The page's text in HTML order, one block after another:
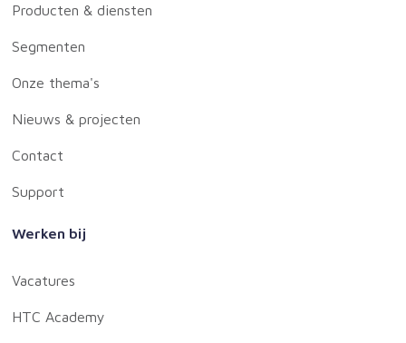
Producten & diensten
Segmenten
Onze thema's
Nieuws & projecten
Contact
Support
Werken bij
Vacatures
HTC Academy